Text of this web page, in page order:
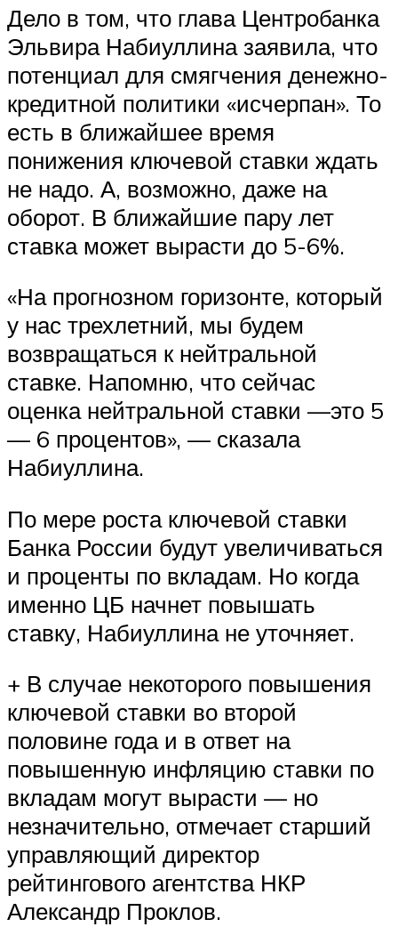
Дело в том, что глава Центробанка
Эльвира Набиуллина заявила, что
потенциал для смягчения денежно-
кредитной политики «исчерпан». То
есть в ближайшее время
понижения ключевой ставки ждать
не надо. А, возможно, даже на
оборот. В ближайшие пару лет
ставка может вырасти до 5-6%.
«На прогнозном горизонте, который
у нас трехлетний, мы будем
возвращаться к нейтральной
ставке. Напомню, что сейчас
оценка нейтральной ставки —это 5
— 6 процентов», — сказала
Набиуллина.
По мере роста ключевой ставки
Банка России будут увеличиваться
и проценты по вкладам. Но когда
именно ЦБ начнет повышать
ставку, Набиуллина не уточняет.
+ В случае некоторого повышения
ключевой ставки во второй
половине года и в ответ на
повышенную инфляцию ставки по
вкладам могут вырасти — но
незначительно, отмечает старший
управляющий директор
рейтингового агентства НКР
Александр Проклов.